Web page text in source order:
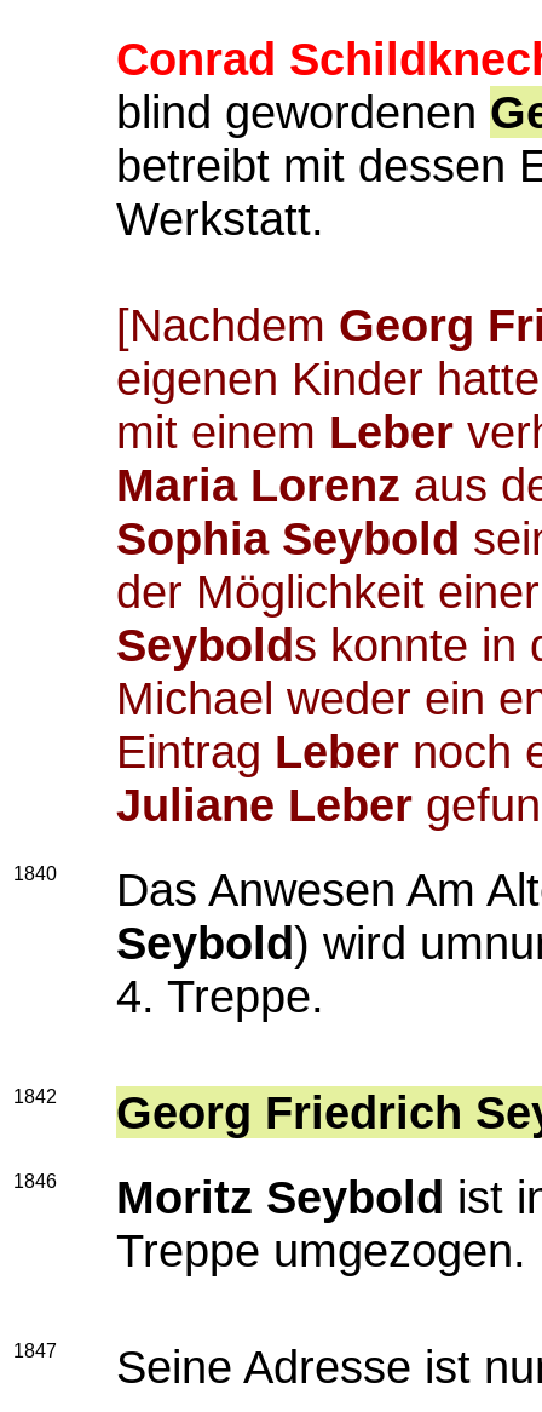
Conrad
blind gewordenen
betreibt mit dessen
Werkstatt.
[Nachdem Georg
eigenen Kinder
mit einem Leber
Maria Lorenz aus
Sophia Seybold
der Möglichkeit
Seybolds konnte in
Michael weder ein
Eintrag Leber noch
Juliane Leber
1840
Das Anwesen Am
Seybold) wird
4. Treppe.
1842 Georg Friedrich
1846 Moritz Seybold ist
Treppe umgezogen.
1847 Seine Adresse ist